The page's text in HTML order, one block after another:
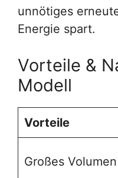
unnötiges
Energie spart.
Vorteile &
Modell
Vorteile
Großes Volumen